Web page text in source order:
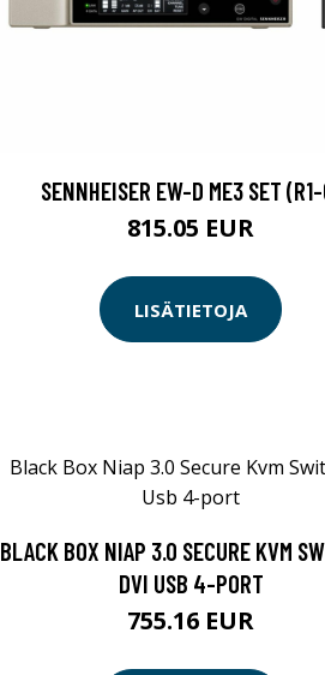
SENNHEISER EW-D ME3 SET
815.05 EUR
LISÄTIETOJA
BLACK BOX NIAP 3.0 SECURE KVM
DVI USB 4-PORT
755.16 EUR